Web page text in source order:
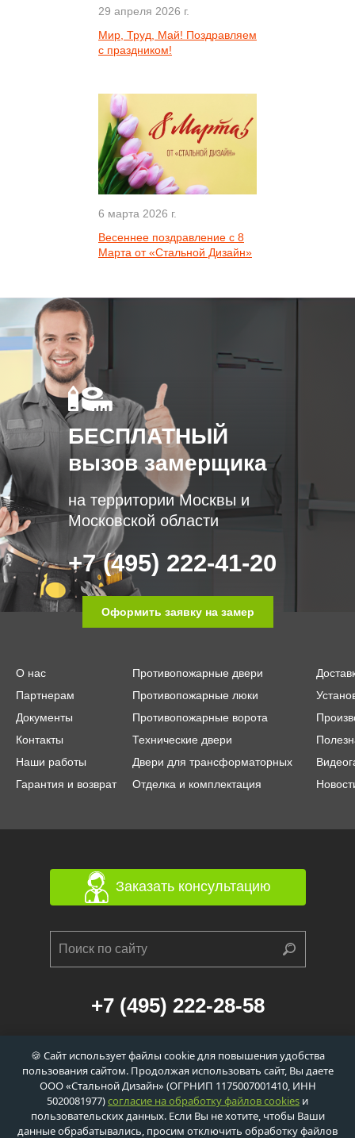
29 апреля 2026 г.
Мир, Труд, Май! Поздравляем
с праздником!
6 марта 2026 г.
Весеннее поздравление с 8
Марта от «Стальной Дизайн»
БЕСПЛАТНЫЙ
вызов замерщика
на территории Москвы и
Московской области
+7 (495) 222-41-20
Оформить заявку на замер
О нас
Партнерам
Документы
Контакты
Наши работы
Гарантия и возврат
Противопожарные двери
Противопожарные люки
Противопожарные ворота
Технические двери
Двери для трансформаторных
Отделка и комплектация
Заказать консультацию
+7 (495) 222-28-58
к. 1 (станция метро «Сокол», 560м)
info@dveri-ei-60.ru
🍪 Сайт использует файлы cookie для повышения удобства
пользования сайтом. Продолжая использовать сайт, Вы даете
ООО «Стальной Дизайн» (ОГРНИП 1175007001410, ИНН
5020081977)согласие на обработку файлов cookies и
пользовательских данных. Если Вы не хотите, чтобы Ваши
данные обрабатывались, просим отключить обработку файлов